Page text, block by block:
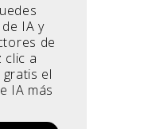
IA y
de
clic a
el
IA más